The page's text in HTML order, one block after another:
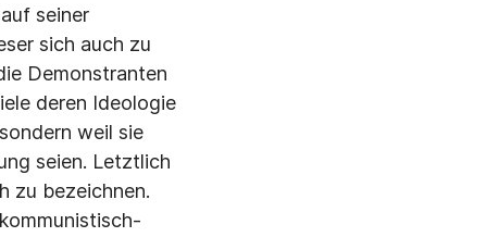
seiner
sich auch zu
Demonstranten
deren Ideologie
weil sie
seien. Letztlich
zu bezeichnen.